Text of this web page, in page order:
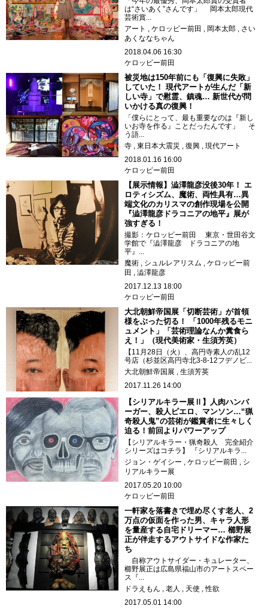
は“さいあく”さんです」 岡本太郎現代
芸術賞...
アート
ケロッピー前田 岡本太郎
さい
あくななちゃん
2018.04.06 16:30
ケロッピー前田
被災地は150年前にも「復興に失敗」
していた！ 現代アートが生んだ「新
しい寺」で慰霊、鎮魂… 新世代が問
いかける真の復興！
「僕らにとって、最も重要なのは『新し
いお寺を作る』ことだったんです」 そ
う語...
寺
東日本大震災 復興
現代アート
2018.01.16 16:00
ケロッピー前田
【展示情報】澁澤龍彦没後30年！ エ
ロティシズム、魔術、両性具有…異
端文化のカリスマの創作現場を公開
『澁澤龍彦ドラコニアの地平』展が
強すぎる！
撮影：ケロッピー前田 東京・世田谷文
学館で『澁澤龍彦 ドラコニアの地
平』...
魔術
シュルレアリスム
ケロッピー前
田
澁澤龍彦
2017.12.13 18:00
ケロッピー前田
大北朝鮮帝国展「切断芸術」が首領
様をぶった切る！ 「1000年残るモニ
ュメント」「芸術理論なんか糞食ら
え！」（現代美術家・生須芳英）
【11月28日（火）、高円寺素人の乱12
号店（杉並区高円寺北3-8-12フデノビ...
大北朝鮮帝国展
生須芳英
2017.11.26 14:00
【シリアルキラー展Ⅱ】人肉ハンバ
ーガー、殺人ピエロ、マンソン…“猟
奇殺人鬼”の芸術が鑑賞者に生々しく
迫る！前回よりパワーアップ
【シリアルキラー・猟奇殺人 完全紹介
シリーズはコチラ】 『シリアルキラ...
ジョン・ゲイシー
ケロッピー前田
シ
リアルキラー展
2017.05.20 10:00
ケロッピー前田
一軒家を落書きで埋め尽くす老人、2
万点の仮面を作った男、キャラ人形
を量産する自宅ドリーマー… 櫛野展
正が伴走するアウトサイドな作家た
ち
自称アウトサイダー・キュレーター、
櫛野展正は広島県福山市のアートスペー
ス『...
ドラえもん
老人 天使
性欲
2017.05.01 14:00